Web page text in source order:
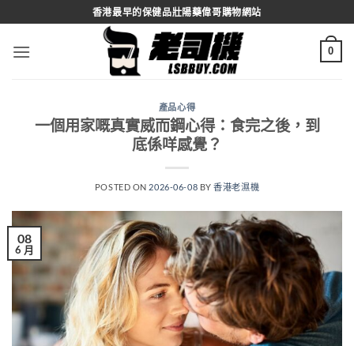
to
content
香港最早的保健品壯陽藥偉哥購物網站
0
產品心得
一個用家嘅真實威而鋼心得：食完之後，到
底係咩感覺？
POSTED ON 2026-06-08 BY香港老濕機
08
6 月